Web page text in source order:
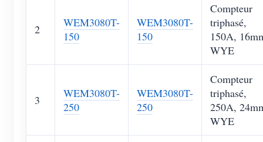
2
WEM3080T-
150
WEM3080T-
150
Compteur
triphasé,
150A,
WYE
3
WEM3080T-
250
WEM3080T-
250
Compteur
triphasé,
250A,
WYE